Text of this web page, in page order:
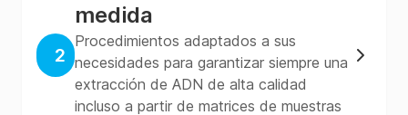
2
medida
Procedimientos adaptados a sus
necesidades para garantizar siempre una
extracción de ADN de alta calidad
incluso a partir de matrices de muestras